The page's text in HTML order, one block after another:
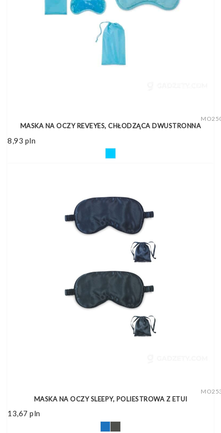
MASKA NA OCZY REVEYES, CHŁODZĄCA DWUSTRONNA
8,93 pln
MASKA NA OCZY SLEEPY, POLIESTROWA Z ETUI
13,67 pln